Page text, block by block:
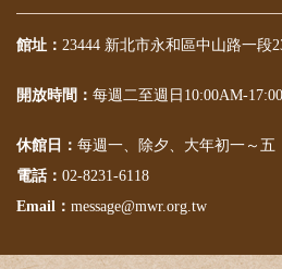
館址： 23444 新北市永和區中山路一段
開放時間： 每週二至週日10:00AM-
休館日： 每週一、除夕、大年初一～五
電話： 02-8231-6118
Email： message@mwr.org.tw